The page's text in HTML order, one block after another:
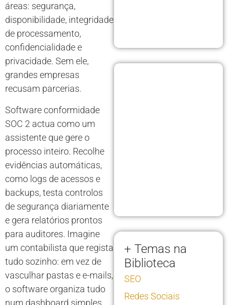
áreas: segurança,
disponibilidade, integridade
de processamento,
confidencialidade e
privacidade. Sem ele,
grandes empresas
recusam parcerias.
Software conformidade
SOC 2 actua como um
assistente que gere o
processo inteiro. Recolhe
evidências automáticas,
como logs de acessos e
backups, testa controlos
de segurança diariamente
e gera relatórios prontos
para auditores. Imagine
um contabilista que regista
tudo sozinho: em vez de
vasculhar pastas e e-mails,
o software organiza tudo
num dashboard simples.
+ Temas na
Biblioteca
SEO
Redes Sociais